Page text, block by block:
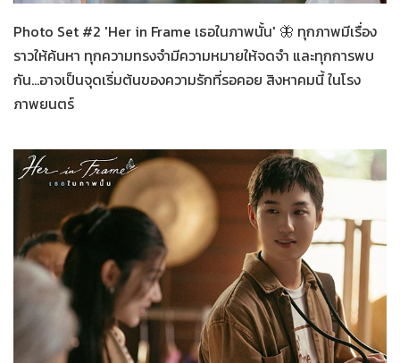
Photo Set #2 'Her in Frame เธอในภาพนั้น' 🦋 ทุกภาพมีเรื่อง
ราวให้ค้นหา ทุกความทรงจำมีความหมายให้จดจำ และทุกการพบ
กัน...อาจเป็นจุดเริ่มต้นของความรักที่รอคอย สิงหาคมนี้ ในโรง
ภาพยนตร์